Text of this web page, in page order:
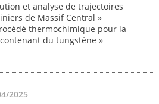
et analyse de trajectoires
de Massif Central »
thermochimique pour la
du tungstène »
2025